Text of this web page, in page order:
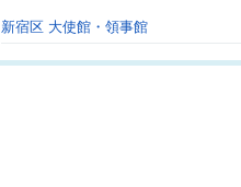
新宿区 大使館・領事館